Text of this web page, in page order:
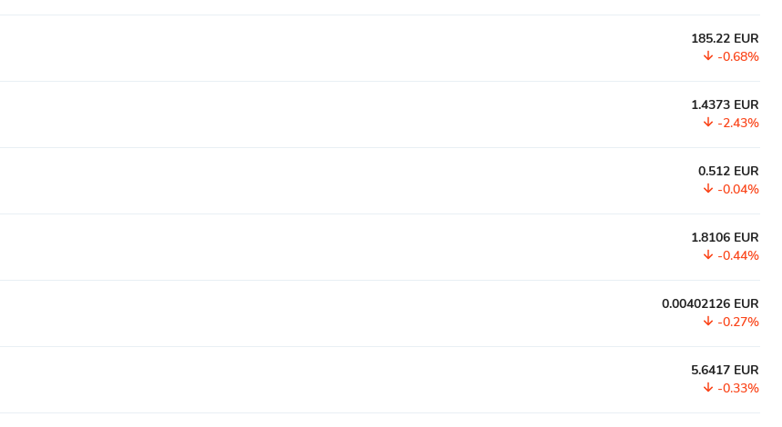
185.22 EUR
-0.68%
1.4373 EUR
-2.43%
0.512 EUR
-0.04%
1.8106 EUR
-0.44%
0.00402126 EUR
-0.27%
5.6417 EUR
-0.33%